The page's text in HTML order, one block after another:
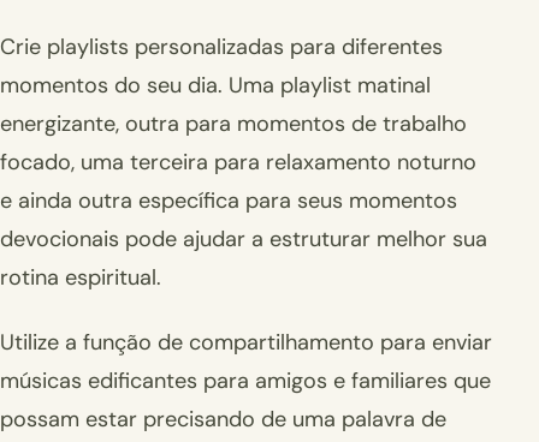
Crie playlists personalizadas para diferentes
momentos do seu dia. Uma playlist matinal
energizante, outra para momentos de trabalho
focado, uma terceira para relaxamento noturno
e ainda outra específica para seus momentos
devocionais pode ajudar a estruturar melhor sua
rotina espiritual.
Utilize a função de compartilhamento para enviar
músicas edificantes para amigos e familiares que
possam estar precisando de uma palavra de